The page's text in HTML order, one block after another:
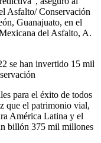
Asfalto/ Conservación
Guanajuato, en el
del Asfalto, A.
se han invertido 15 mil
para el éxito de todos
que el patrimonio vial,
América Latina y el
billón 375 mil millones